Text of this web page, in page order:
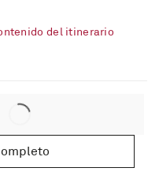
del itinerario